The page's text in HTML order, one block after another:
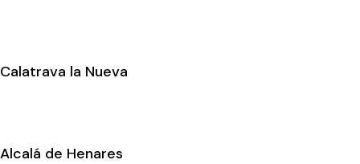
Calatrava la Nueva
Alcalá de Henares